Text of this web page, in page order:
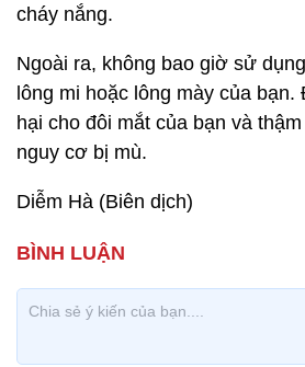
cháy nắng.
Ngoài ra, không bao giờ sử
lông mi hoặc lông mày của
hại cho đôi mắt của bạn và
nguy cơ bị mù.
Diễm Hà (Biên dịch)